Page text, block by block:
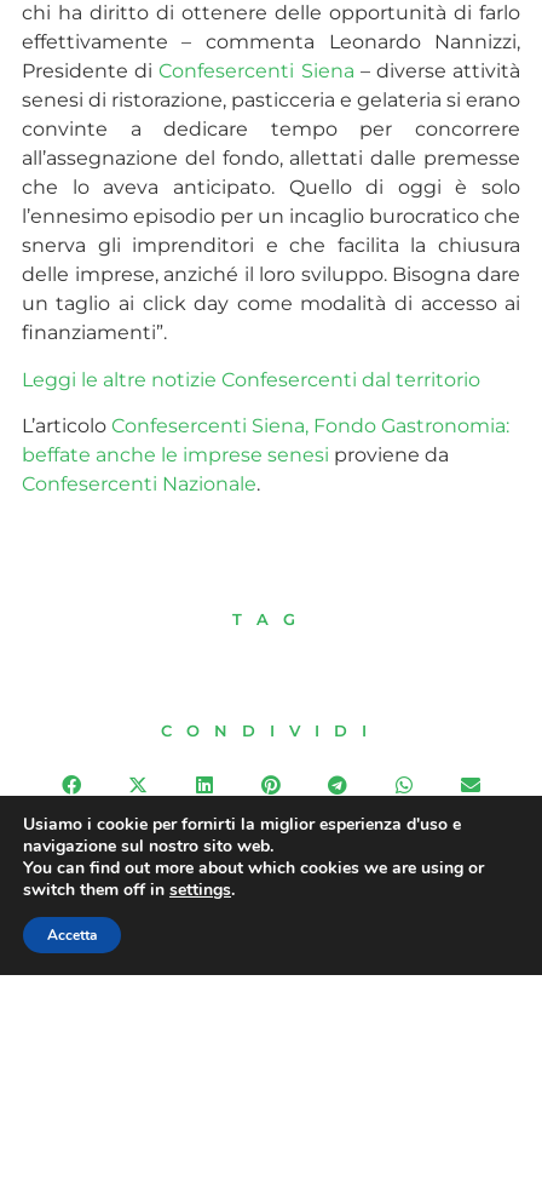
chi ha diritto di ottenere delle opportunità di farlo
effettivamente – commenta Leonardo Nannizzi,
Presidente diConfesercenti Siena – diverse attività
senesi di ristorazione, pasticceria e gelateria si erano
convinte a dedicare tempo per concorrere
all’assegnazione del fondo, allettati dalle premesse
che lo aveva anticipato. Quello di oggi è solo
l’ennesimo episodio per un incaglio burocratico che
snerva gli imprenditori e che facilita la chiusura
delle imprese, anziché il loro sviluppo. Bisogna dare
un taglio ai click day come modalità di accesso ai
finanziamenti”.
Leggi le altre notizie Confesercenti dal territorio
L’articolo Confesercenti Siena, Fondo Gastronomia:
beffate anche le imprese senesi proviene da
Confesercenti Nazionale.
TAG
CONDIVIDI
PRECEDENTE
SUCCESSIVO
Usiamo i cookie per fornirti la miglior esperienza d'uso e
navigazione sul nostro sito web.
You can find out more about which cookies we are using or
switch them off in settings.
Accetta